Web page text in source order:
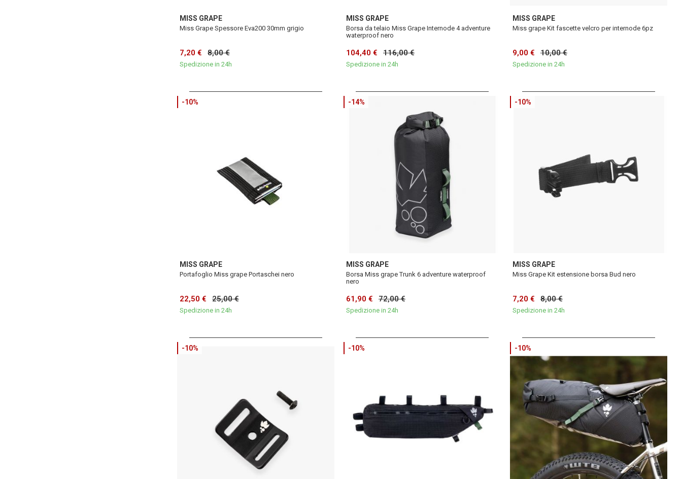
MISS GRAPE
Miss Grape Spessore Eva200 30mm grigio
7,20 € 8,00 €
Spedizione in 24h
MISS GRAPE
Borsa da telaio Miss Grape Internode 4 adventure
waterproof nero
104,40 € 116,00 €
Spedizione in 24h
MISS GRAPE
Miss grape Kit fascette velcro per internode 6pz
9,00 € 10,00 €
Spedizione in 24h
-10%
MISS GRAPE
Portafoglio Miss grape Portaschei nero
22,50 € 25,00 €
Spedizione in 24h
-14%
MISS GRAPE
Borsa Miss grape Trunk 6 adventure waterproof
nero
61,90 € 72,00 €
Spedizione in 24h
-10%
MISS GRAPE
Miss Grape Kit estensione borsa Bud nero
7,20 € 8,00 €
Spedizione in 24h
-10% -10% -10%